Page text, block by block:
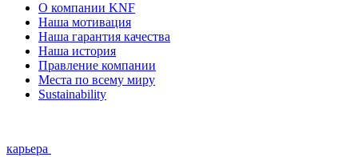
О компании KNF
Наша мотивация
Наша гарантия качества
Наша история
Правление компании
Места по всему миру
Sustainability
карьера